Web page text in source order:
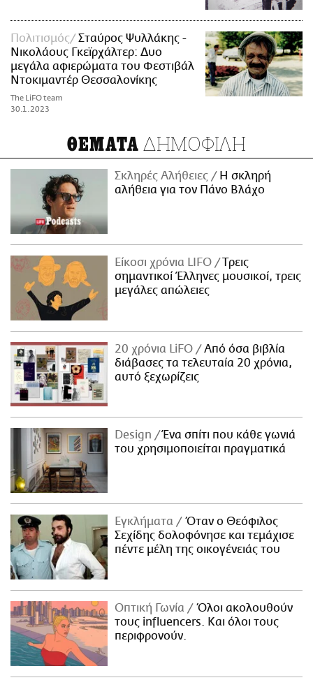
Πολιτισμός
Σταύρος Ψυλλάκης -
Νικολάους Γκεϊρχάλτερ: Δυο
μεγάλα αφιερώματα του Φεστιβάλ
Ντοκιμαντέρ Θεσσαλονίκης
The LiFO team
30.1.2023
ΘΕΜΑΤΑ ΔΗΜΟΦΙΛΗ
Σκληρές Αλήθειες
H σκληρή
αλήθεια για τον Πάνο Βλάχο
Είκοσι χρόνια LIFO
Tρεις
σημαντικοί Έλληνες μουσικοί, τρεις
μεγάλες απώλειες
20 χρόνια LiFO
Από όσα βιβλία
διάβασες τα τελευταία 20 χρόνια,
αυτό ξεχωρίζεις
Design
Ένα σπίτι που κάθε γωνιά
του χρησιμοποιείται πραγματικά
Εγκλήματα
Όταν ο Θεόφιλος
Σεχίδης δολοφόνησε και τεμάχισε
πέντε μέλη της οικογένειάς του
Οπτική Γωνία
Όλοι ακολουθούν
τους influencers. Και όλοι τους
περιφρονούν.